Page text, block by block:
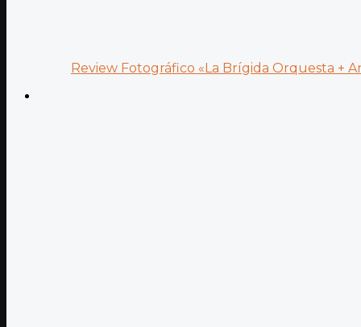
Review Fotográfico «La Brígida Orquesta +